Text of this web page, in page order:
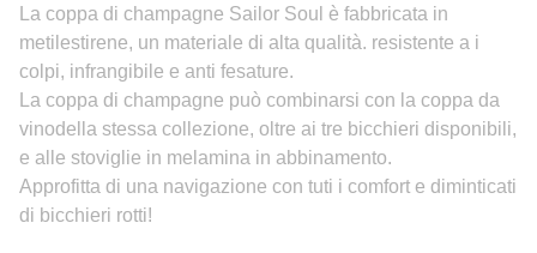
La coppa di champagne Sailor Soul è fabbricata in
metilestirene, un materiale di alta qualità. resistente a i
colpi, infrangibile e anti fesature.
La coppa di champagne può combinarsi con la coppa da
vinodella stessa collezione, oltre ai tre bicchieri disponibili,
e alle stoviglie in melamina in abbinamento.
Approfitta di una navigazione con tuti i comfort e diminticati
di bicchieri rotti!